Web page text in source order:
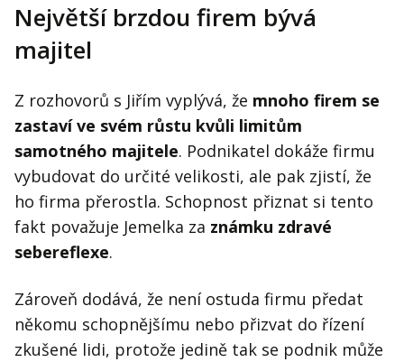
Největší brzdou firem bývá
majitel
Z rozhovorů s Jiřím vyplývá, že mnoho firem se
zastaví ve svém růstu kvůli limitům
samotného majitele. Podnikatel dokáže firmu
vybudovat do určité velikosti, ale pak zjistí, že
ho firma přerostla. Schopnost přiznat si tento
fakt považuje Jemelka za známku zdravé
sebereflexe.
Zároveň dodává, že není ostuda firmu předat
někomu schopnějšímu nebo přizvat do řízení
zkušené lidi, protože jedině tak se podnik může